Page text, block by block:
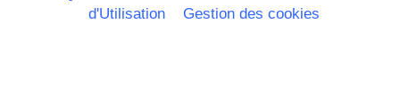
d'Utilisation
Gestion des cookies